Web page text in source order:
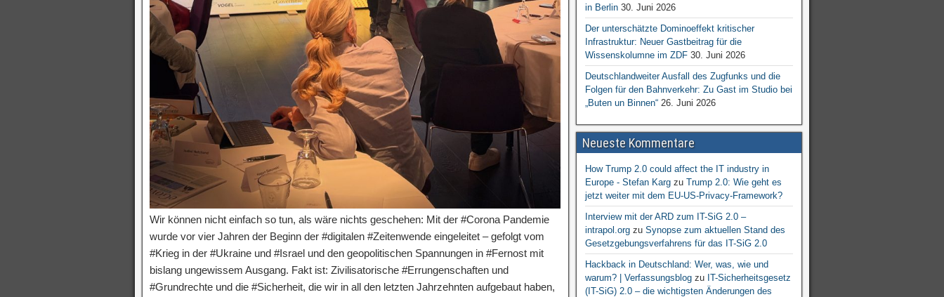
Wir können nicht einfach so tun, als wäre nichts geschehen: Mit der #Corona Pandemie
wurde vor vier Jahren der Beginn der #digitalen #Zeitenwende eingeleitet – gefolgt vom
#Krieg in der #Ukraine und #Israel und den geopolitischen Spannungen in #Fernost mit
bislang ungewissem Ausgang. Fakt ist: Zivilisatorische #Errungenschaften und
#Grundrechte und die #Sicherheit, die wir in all den letzten Jahrzehnten aufgebaut haben,
in Berlin 30. Juni 2026
Der unterschätzte Dominoeffekt kritischer
Infrastruktur: Neuer Gastbeitrag für die
Wissenskolumne im ZDF 30. Juni 2026
Deutschlandweiter Ausfall des Zugfunks und die
Folgen für den Bahnverkehr: Zu Gast im Studio bei
„Buten un Binnen“ 26. Juni 2026
Neueste Kommentare
How Trump 2.0 could affect the IT industry in
Europe - Stefan Kargzu Trump 2.0: Wie geht es
jetzt weiter mit dem EU-US-Privacy-Framework?
Interview mit der ARD zum IT-SiG 2.0 –
intrapol.orgzu Synopse zum aktuellen Stand des
Gesetzgebungsverfahrens für das IT-SiG 2.0
Hackback in Deutschland: Wer, was, wie und
warum? | Verfassungsblogzu IT-Sicherheitsgesetz
(IT-SiG) 2.0 – die wichtigsten Änderungen des